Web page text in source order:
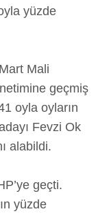
yüzde
Mali
geçmiş
oyla oyların
Fevzi Ok
alabildi.
geçti.
yüzde